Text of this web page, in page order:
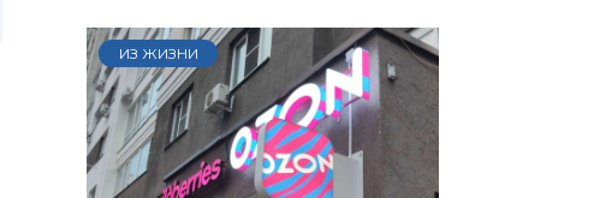
ИЗ ЖИЗНИ